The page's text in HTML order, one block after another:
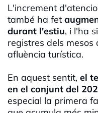
L'increment
també ha fet
durant l'estiu, i l'ha
registres dels mesos
afluència turística.
En aquest sentit, el
en el conjunt del
especial la primera